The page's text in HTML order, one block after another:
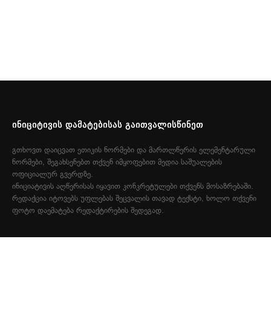
ᲘᲜᲘᲪᲘᲢᲘᲕᲘᲡ ᲓᲐᲛᲐᲢᲔᲑᲘᲡᲐᲡ ᲒᲐᲘᲗᲕᲐᲚᲘᲡᲬᲘᲜᲔᲗ
გთხოვთ დაიცვათ ეთიკის ნორმები და მართლწერის ელემენტარული
ნორმები, შეგახსენებთ თქვენ იმყოფებით მედია საშუალების
ოფიციალურ გვერდზე.
ინიციატივის აღწერისას იყავით კონკრეტულები თქვენს მოსაზრებაში.
რედაქცია იტოვებს უფლებას შეცვალის თავად ტექსტი, ხოლო თქვენი
ფოტო დაემატება რედაქტირების შედეგად.